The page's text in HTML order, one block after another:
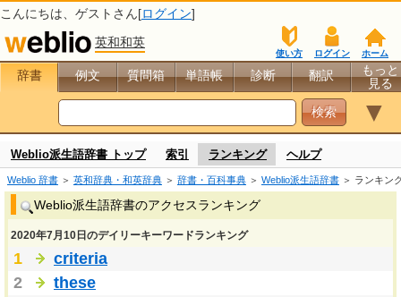
こんにちは、 ゲスト さん[ログイン]
英和和英
ホーム
ログイン
使い方
辞書 例文 質問箱 単語帳 診断 翻訳
もっと
見る
▼
Weblio派生語辞書 トップ 索引 ランキング ヘルプ
Weblio 辞書 ＞ 英和辞典・和英辞典 ＞ 辞書・百科事典 ＞ Weblio派生語辞書 ＞ ランキン
Weblio派生語辞書のアクセスランキング
2020年7月10日のデイリーキーワードランキング
1
criteria
2
these